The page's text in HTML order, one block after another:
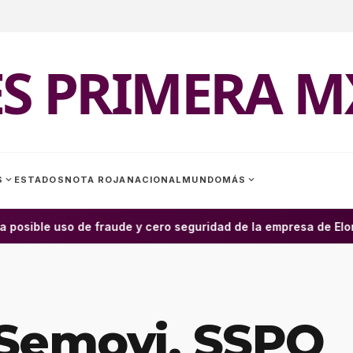
PRIMERA
expand_more ESTADOS NOTA ROJA NACIONAL MUNDOMÁS expand_more
uso de fraude y cero seguridad de la empresa de Elon